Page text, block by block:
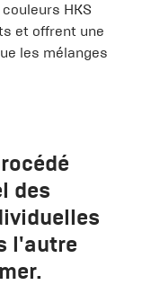
HKS
et offrent une
les mélanges
des
l'autre